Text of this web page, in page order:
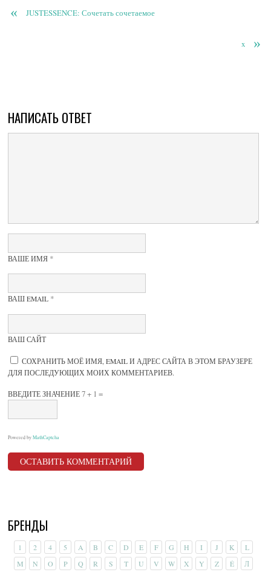
« JUSTESSENCE: Сочетать сочетаемое
»
x
НАПИСАТЬ ОТВЕТ
ВАШЕ ИМЯ *
ВАШ EMAIL *
ВАШ САЙТ
СОХРАНИТЬ МОЁ ИМЯ, EMAIL И АДРЕС САЙТА В ЭТОМ БРАУЗЕРЕ
ДЛЯ ПОСЛЕДУЮЩИХ МОИХ КОММЕНТАРИЕВ.
ВВЕДИТЕ ЗНАЧЕНИЕ 7 + 1 =
Powered byMathCaptcha
БРЕНДЫ
1 2 4 5 A B C D E F G H I J K
L
M
N O P Q R S T U V W X Y Z É Л